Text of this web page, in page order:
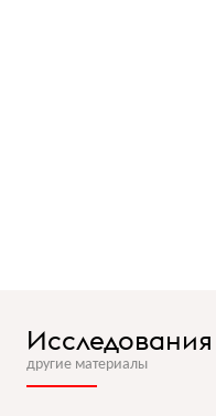
Исследования
другие материалы